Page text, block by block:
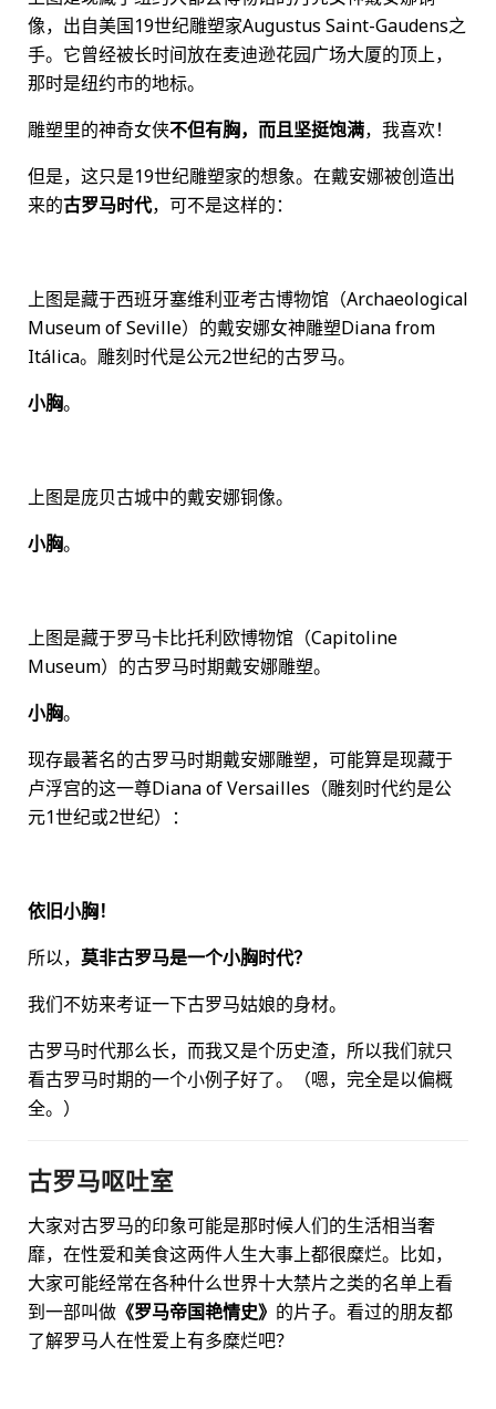
像，出自美国19世纪雕塑家Augustus Saint-Gaudens之
手。它曾经被长时间放在麦迪逊花园广场大厦的顶上，
那时是纽约市的地标。
雕塑里的神奇女侠不但有胸，而且坚挺饱满，我喜欢！
但是，这只是19世纪雕塑家的想象。在戴安娜被创造出
来的古罗马时代，可不是这样的：
上图是藏于西班牙塞维利亚考古博物馆（Archaeological
Museum of Seville）的戴安娜女神雕塑Diana from
Itálica。雕刻时代是公元2世纪的古罗马。
小胸。
上图是庞贝古城中的戴安娜铜像。
小胸。
上图是藏于罗马卡比托利欧博物馆（Capitoline
Museum）的古罗马时期戴安娜雕塑。
小胸。
现存最著名的古罗马时期戴安娜雕塑，可能算是现藏于
卢浮宫的这一尊Diana of Versailles（雕刻时代约是公
元1世纪或2世纪）：
依旧小胸！
所以， 莫非古罗马是一个小胸时代？
我们不妨来考证一下古罗马姑娘的身材。
古罗马时代那么长，而我又是个历史渣，所以我们就只
看古罗马时期的一个小例子好了。（嗯，完全是以偏概
全。）
古罗马呕吐室
大家对古罗马的印象可能是那时候人们的生活相当奢
靡，在性爱和美食这两件人生大事上都很糜烂。比如，
大家可能经常在各种什么世界十大禁片之类的名单上看
到一部叫做 《罗马帝国艳情史》 的片子。看过的朋友都
了解罗马人在性爱上有多糜烂吧？